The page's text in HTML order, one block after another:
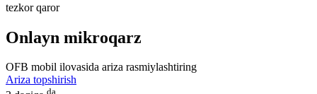
tezkor qaror
Onlayn mikroqarz
OFB mobil ilovasida ariza rasmiylashtiring
Ariza topshirish
da